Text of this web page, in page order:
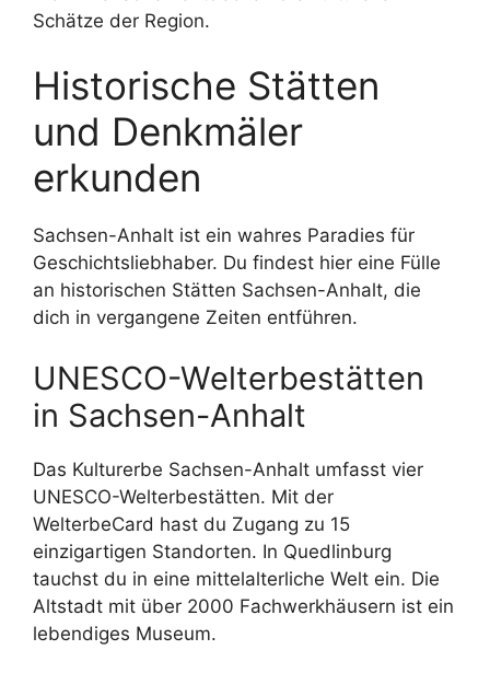
Schätze der Region.
Historische Stätten
und Denkmäler
erkunden
Sachsen-Anhalt ist ein wahres Paradies für
Geschichtsliebhaber. Du findest hier eine Fülle
an historischen Stätten Sachsen-Anhalt, die
dich in vergangene Zeiten entführen.
UNESCO-Welterbestätten
in Sachsen-Anhalt
Das Kulturerbe Sachsen-Anhalt umfasst vier
UNESCO-Welterbestätten. Mit der
WelterbeCard hast du Zugang zu 15
einzigartigen Standorten. In Quedlinburg
tauchst du in eine mittelalterliche Welt ein. Die
Altstadt mit über 2000 Fachwerkhäusern ist ein
lebendiges Museum.